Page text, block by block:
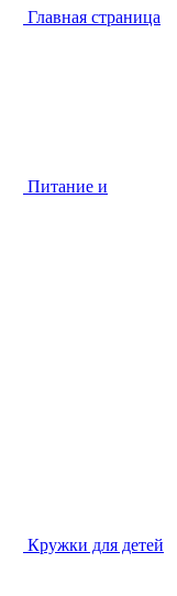
Главная страница
Питание и
Кружки для детей